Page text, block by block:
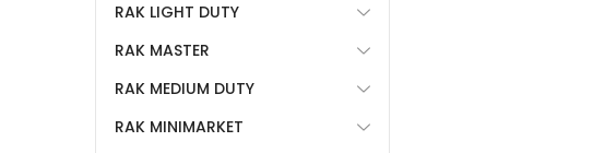
RAK LIGHT DUTY
RAK MASTER
RAK MEDIUM DUTY
RAK MINIMARKET